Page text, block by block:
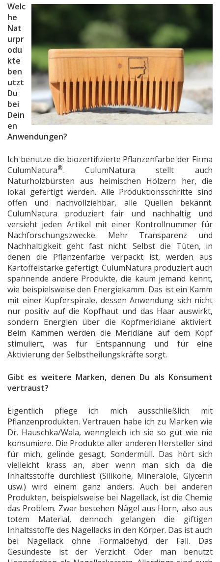
Welc
he
Nat
urpr
odu
kte
ben
utzt
Du
bei
Dein
en
Anwendungen?
Ich benutze die biozertifizierte Pflanzenfarbe der Firma
CulumNatura®. CulumNatura stellt auch
Naturholzbürsten aus heimischen Hölzern her, die
lokal gefertigt werden. Alle Produktionsschritte sind
offen und nachvollziehbar, alle Quellen bekannt.
CulumNatura produziert fair und nachhaltig und
versieht jeden Artikel mit einer Kontrollnummer für
Nachforschungszwecke. Mehr Transparenz und
Nachhaltigkeit geht fast nicht. Selbst die Tüten, in
denen die Pflanzenfarbe verpackt ist, werden aus
Kartoffelstärke gefertigt. CulumNatura produziert auch
spannende andere Produkte, die kaum jemand kennt,
wie beispielsweise den Energiekamm. Das ist ein Kamm
mit einer Kupferspirale, dessen Anwendung sich nicht
nur positiv auf die Kopfhaut und das Haar auswirkt,
sondern Energien über die Kopfmeridiane aktiviert.
Beim Kämmen werden die Meridiane auf dem Kopf
stimuliert, was für Entspannung und für eine
Aktivierung der Selbstheilungskräfte sorgt.
Gibt es weitere Marken, denen Du als Konsument
vertraust?
Eigentlich pflege ich mich ausschließlich mit
Pflanzenprodukten. Vertrauen habe ich zu Marken wie
Dr. Hauschka/Wala, wenngleich ich sie so gut wie nie
konsumiere. Die Produkte aller anderen Hersteller sind
für mich, gelinde gesagt, Sondermüll. Das hört sich
vielleicht krass an, aber wenn man sich da die
Inhaltsstoffe durchliest (Silikone, Mineralöle, Glycerin
usw.) wird einem ganz anders. Auch bei anderen
Produkten, beispielsweise bei Nagellack, ist die Chemie
das Problem. Zwar bestehen Nägel aus Horn, also aus
totem Material, dennoch gelangen die giftigen
Inhaltsstoffe des Nagellacks in den Körper. Das ist auch
bei Nagellack ohne Formaldehyd der Fall. Das
Gesündeste ist der Verzicht. Oder man benutzt